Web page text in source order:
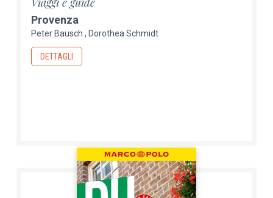
Provenza
Peter Bausch Dorothea Schmidt
DETTAGLI